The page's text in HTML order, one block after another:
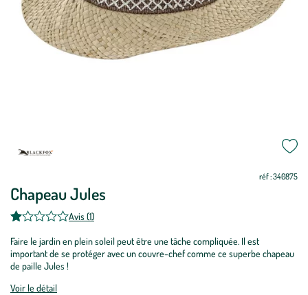
Chapeau Jules
réf : 340875
Avis (1)
Faire le jardin en plein soleil peut être une tâche compliquée. Il est
important de se protéger avec un couvre-chef comme ce superbe chapeau
de paille Jules !
Voir le détail
Mettre